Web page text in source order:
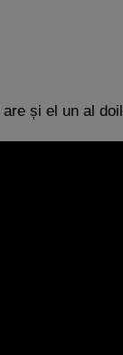
are și el un al